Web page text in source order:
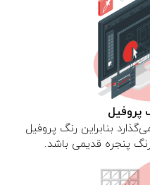
پروفیل
بنابراین رنگ پروفیل
پنجره قدیمی باشد.